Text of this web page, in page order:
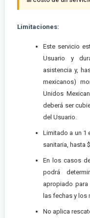
Limitaciones:
Este servicio
Usuario y
asistencia y,
mexicanos)
Unidos
deberá ser
del Usuario.
Limitado a un 1
sanitaria, hasta
En los casos
podrá
apropiado
las fechas y
No aplica